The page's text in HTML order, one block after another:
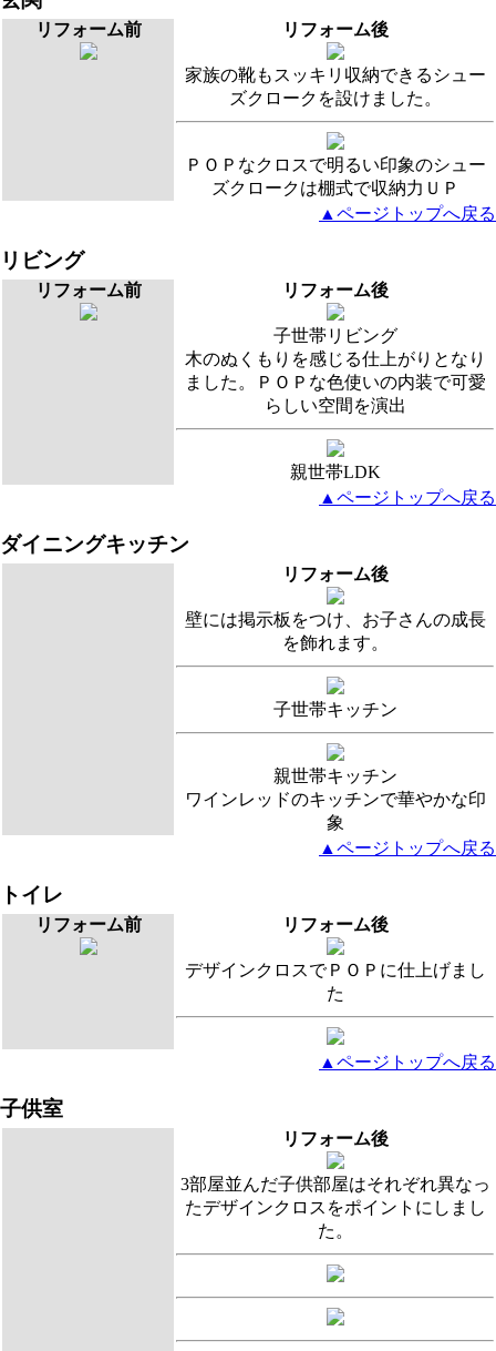
リフォーム前 リフォーム後
家族の靴もスッキリ収納できるシュー
ズクロークを設けました。
ＰＯＰなクロスで明るい印象のシュー
ズクロークは棚式で収納力ＵＰ
▲ページトップへ戻る
リビング
リフォーム前 リフォーム後
子世帯リビング
木のぬくもりを感じる仕上がりとなり
ました。ＰＯＰな色使いの内装で可愛
らしい空間を演出
親世帯LDK
▲ページトップへ戻る
ダイニングキッチン
リフォーム後
壁には掲示板をつけ、お子さんの成長
を飾れます。
子世帯キッチン
親世帯キッチン
ワインレッドのキッチンで華やかな印
象
▲ページトップへ戻る
トイレ
リフォーム前 リフォーム後
デザインクロスでＰＯＰに仕上げまし
た
▲ページトップへ戻る
子供室
リフォーム後
3部屋並んだ子供部屋はそれぞれ異なっ
たデザインクロスをポイントにしまし
た。